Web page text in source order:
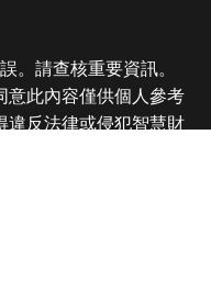
。請查核重要資訊。
意此內容僅供個人參考
違反法律或侵犯智慧財